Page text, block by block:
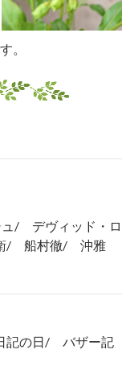
。
/ デヴィッド・ロ
/ 船村徹/ 沖雅
記の日/ バザー記